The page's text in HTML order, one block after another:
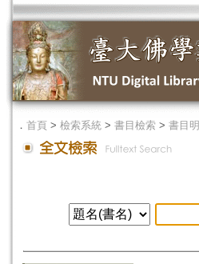
． 首頁 > 檢索系統 > 書目檢索 > 書目